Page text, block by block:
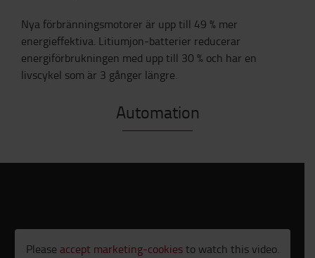
Nya förbränningsmotorer är upp till 49 % mer
energieffektiva. Litiumjon-batterier reducerar
energiförbrukningen med upp till 30 % och har en
livscykel som är 3 gånger längre.
Automation
Please accept marketing-cookiesto watch this video.